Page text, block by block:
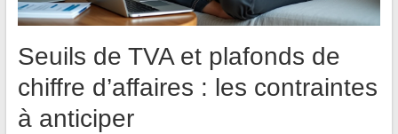
Seuils de TVA et plafonds de
chiffre d’affaires : les contraintes
à anticiper